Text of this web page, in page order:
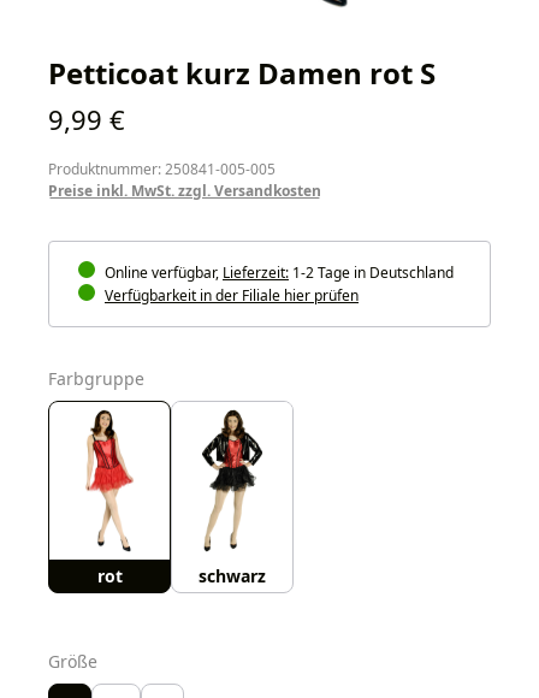
Petticoat kurz Damen rot S
Regulärer Preis:
9,99 €
Produktnummer: 250841-005-005
Preise inkl. MwSt. zzgl. Versandkosten
Online verfügbar, Lieferzeit: 1-2 Tage in Deutschland
Verfügbarkeit in der Filiale hier prüfen
Farbgruppe
rot schwarz
Größe